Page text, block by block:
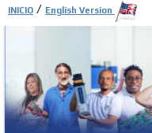
INICIO / English Version
ADS-3A
ADS-3B